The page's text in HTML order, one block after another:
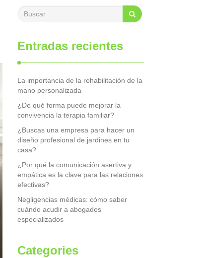
Entradas recientes
La importancia de la rehabilitación de la
mano personalizada
¿De qué forma puede mejorar la
convivencia la terapia familiar?
¿Buscas una empresa para hacer un
diseño profesional de jardines en tu
casa?
¿Por qué la comunicación asertiva y
empática es la clave para las relaciones
efectivas?
Negligencias médicas: cómo saber
cuándo acudir a abogados
especializados
Categories